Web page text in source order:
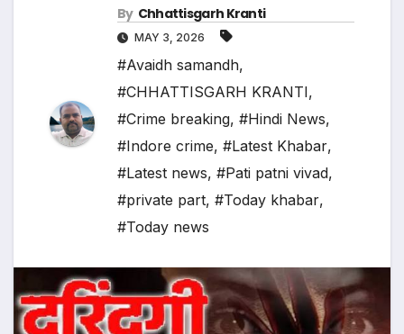
By Chhattisgarh Kranti
MAY 3, 2026
#Avaidh samandh,
#CHHATTISGARH KRANTI,
#Crime breaking, #Hindi News,
#Indore crime, #Latest Khabar,
#Latest news, #Pati patni vivad,
#private part, #Today khabar,
#Today news